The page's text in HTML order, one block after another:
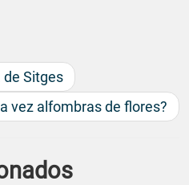
Sitges
vez alfombras de flores?